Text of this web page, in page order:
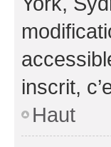
inscrit,
Haut